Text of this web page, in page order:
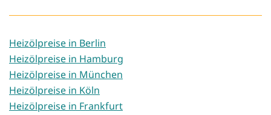
Heizölpreise in Berlin
Heizölpreise in Hamburg
Heizölpreise in München
Heizölpreise in Köln
Heizölpreise in Frankfurt